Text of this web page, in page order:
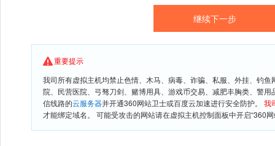
重要提示
我司所有虚拟主机均禁止色情、木马、病毒、诈骗、私服、外挂、钓
院、民营医院、弓驽刀剑、赌博用具、游戏币交易、减肥丰胸类、警
信线路的云服务器并开通360网站卫士或百度云加速进行安全防护。 我
才能绑定域名。 可能受攻击的网站请在虚拟主机控制面板中开启“360